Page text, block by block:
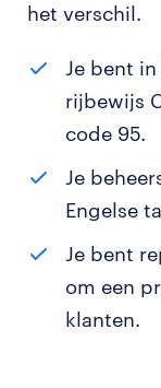
het verschil.
Je bent
rijbewijs
code 95.
Je
Engelse
Je bent
om een
klanten.